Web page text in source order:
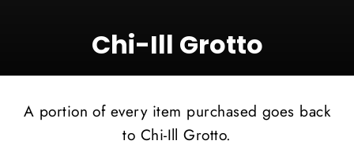
Chi-Ill Grotto
A portion of every item purchased goes back
to Chi-Ill Grotto.